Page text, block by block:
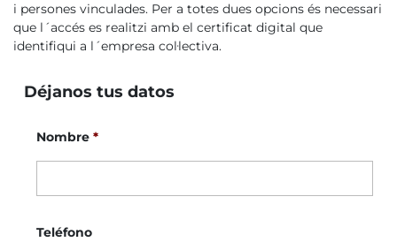
i persones vinculades. Per a totes dues opcions és necessari
que l´accés es realitzi amb el certificat digital que
identifiqui a l´empresa col·lectiva.
Déjanos tus datos
Nombre *
Teléfono